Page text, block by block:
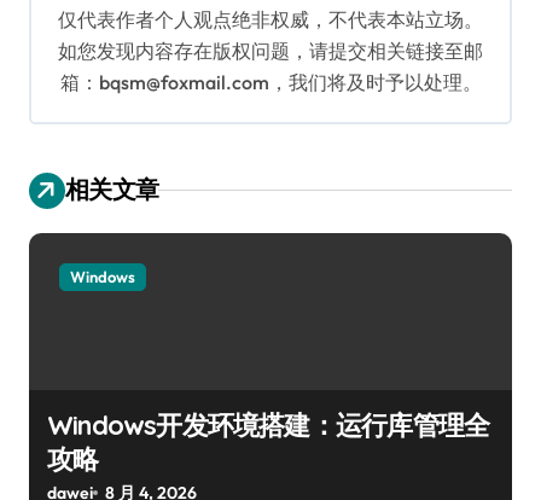
仅代表作者个人观点绝非权威，不代表本站立场。
如您发现内容存在版权问题，请提交相关链接至邮
箱：bqsm@foxmail.com，我们将及时予以处理。
相关文章
Windows
Windows开发环境搭建：运行库管理全
攻略
dawei 8 月 4, 2026